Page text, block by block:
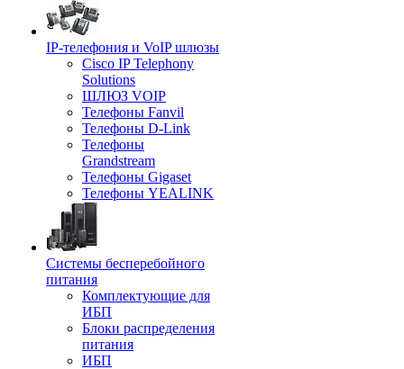
IP-телефония и VoIP шлюзы
Cisco IP Telephony
Solutions
ШЛЮЗ VOIP
Телефоны Fanvil
Телефоны D-Link
Телефоны
Grandstream
Телефоны Gigaset
Телефоны YEALINK
Системы бесперебойного
питания
Комплектующие для
ИБП
Блоки распределения
питания
ИБП